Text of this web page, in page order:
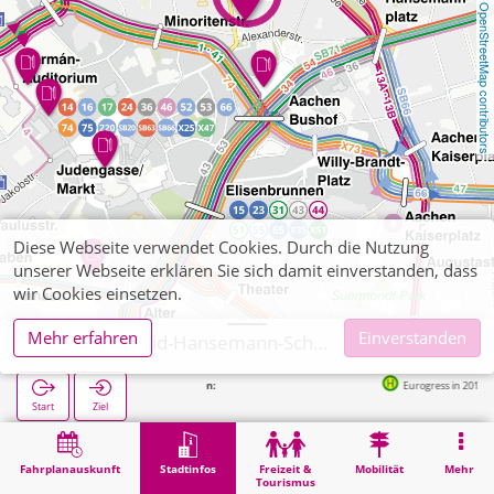
OpenStreetMap contributors
Fahrplanauskunft Stadtinfos
Freizeit &
Tourismus
Mobilität Mehr
Start Ziel
Nächste Haltestellen: Eurogress in 201m
Stadtinfos Aachen, David-Hansemann-Schule - Städt. Realschule
Diese Webseite verwendet Cookies. Durch die Nutzung
unserer Webseite erklären Sie sich damit einverstanden, dass
wir Cookies einsetzen.
Mehr erfahren
Einverstanden